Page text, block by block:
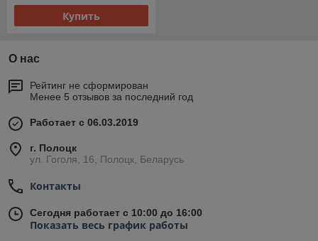
Купить
О нас
Рейтинг не сформирован
Менее 5 отзывов за последний год
Работает с 06.03.2019
г. Полоцк
ул. Гоголя, 16, Полоцк, Беларусь
Контакты
Сегодня работает с 10:00 до 16:00
Показать весь график работы